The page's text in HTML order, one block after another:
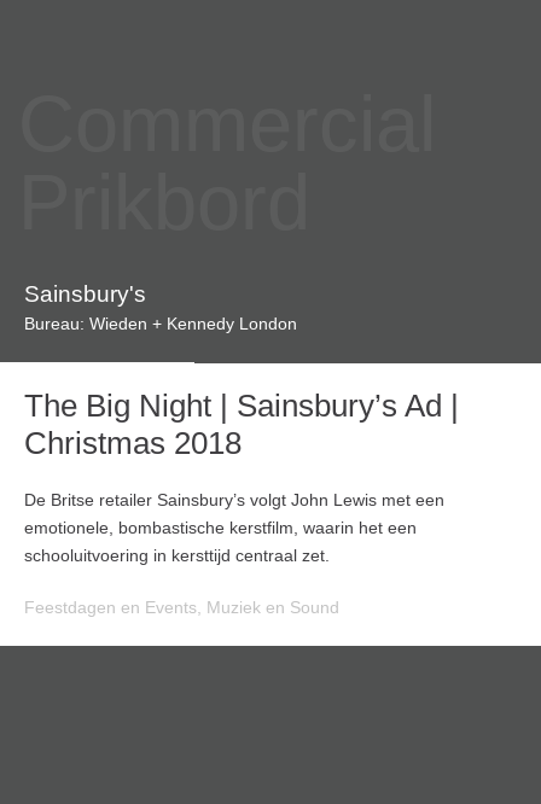
Sainsbury's
Bureau: Wieden + Kennedy London
The Big Night | Sainsbury’s Ad |
Christmas 2018
De Britse retailer Sainsbury’s volgt John Lewis met een
emotionele, bombastische kerstfilm, waarin het een
schooluitvoering in kersttijd centraal zet.
Feestdagen en Events Muziek en Sound